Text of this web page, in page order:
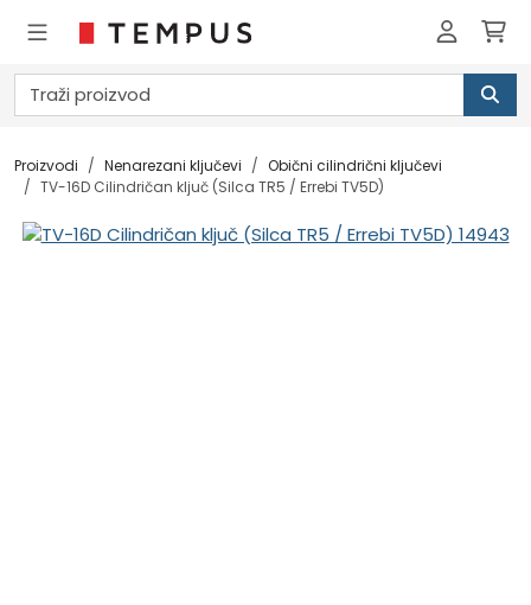
Proizvodi Nenarezani ključevi
Obični cilindrični ključevi
TV-16D Cilindričan ključ (Silca TR5 / Errebi TV5D)